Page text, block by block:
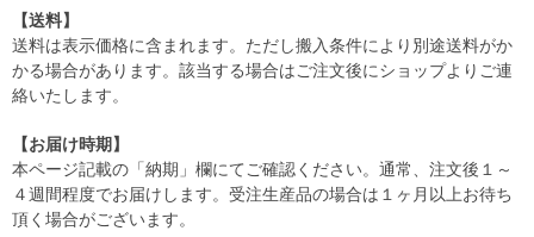
【送料】
送料は表示価格に含まれます。ただし搬入条件により別途送料がか
かる場合があります。該当する場合はご注文後にショップよりご連
絡いたします。
【お届け時期】
本ページ記載の「納期」欄にてご確認ください。通常、注文後１～
４週間程度でお届けします。受注生産品の場合は１ヶ月以上お待ち
頂く場合がございます。